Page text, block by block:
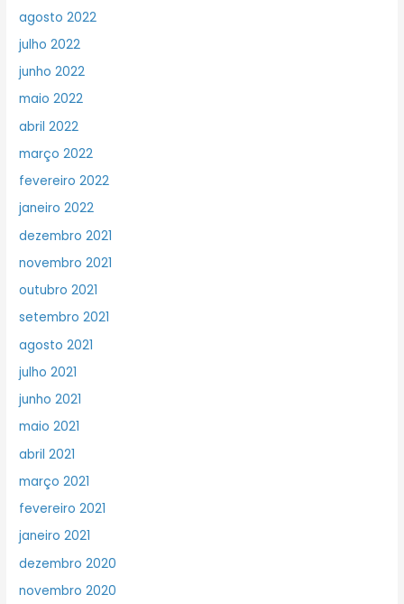
agosto 2022
julho 2022
junho 2022
maio 2022
abril 2022
março 2022
fevereiro 2022
janeiro 2022
dezembro 2021
novembro 2021
outubro 2021
setembro 2021
agosto 2021
julho 2021
junho 2021
maio 2021
abril 2021
março 2021
fevereiro 2021
janeiro 2021
dezembro 2020
novembro 2020